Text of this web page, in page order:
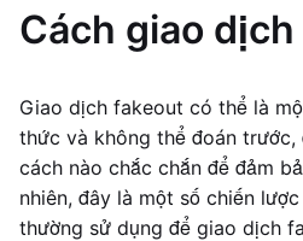
Cách giao
Giao dịch fakeout có thể là
thức và không thể đoán trước,
cách nào chắc chắn để đảm
nhiên, đây là một số chiến
thường sử dụng để giao dịch